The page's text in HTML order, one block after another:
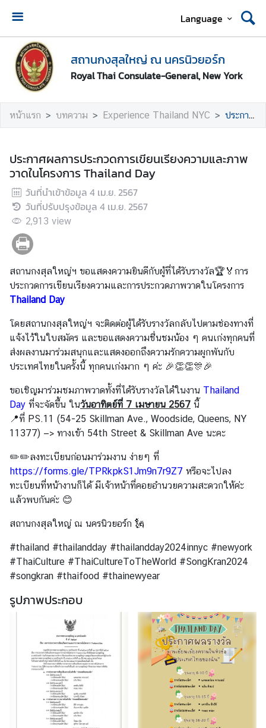
Language
สถานกงสุลใหญ่ ณ นครนิวยอร์ก
Royal Thai Consulate-General, New York
ห
น้
า
ห
ลั
ก
ย
ว
กั
บ
เ
ร
า
บ
ริ
า
ร
ค
น
ไ
ท
ย
ข่
า
ว
กิ
ก
ร
ร
ม
/
ป
า
สั
หน้าแรก บทความ Experience Thailand NYC ประกาศผลการประกวดการเขียนเรียงความและภาพวาดในโครงการ Thailand Day
ประกาศผลการประกวดการเขียนเรียงความและภาพ
วาดในโครงการ Thailand Day
วันที่นำเข้าข้อมูล 4 เม.ย. 2567
วันที่ปรับปรุงข้อมูล 4 เม.ย. 2567
2,913 view
สถานกงสุลใหญ่ฯ ขอแสดงความยินดีกับผู้ที่ได้รับรางวัล🏆🏅การ
ประกวดการเขียนเรียงความและการประกวดภาพวาดในโครงการ
Thailand Day
โดยสถานกงสุลใหญ่ฯ จะติดต่อผู้ได้รับรางวัลกลับไปตามช่องทางที่
แจ้งไว้ในใบสมัคร และขอแสดงความชื่นชมน้อง ๆ คนเก่งทุกคนที่
ส่งผลงานมาร่วมสนุกและแสดงออกถึงความรักความผูกพันกับ
ประเทศไทยในครั้งนี้ ทุกคนเก่งมาก ๆ ค่ะ 🎉👏👏🎊🎉
ขอเชิญมาร่วมชมภาพวาดทั้งที่ได้รับรางวัลได้ในงาน Thailand
Day ที่จะจัดขึ้น ในวันอาทิตย์ที่ 7 เมษายน 2567 นี้
📍ที่ PS.11 (54-25 Skillman Ave., Woodside, Queens, NY
11377) —> ทางเข้า 54th Street & Skillman Ave นะคะ
✏️✏️ลงทะเบียนก่อนมาร่วมงาน ง่ายๆ ที่
https://forms.gle/TPRkpkS1Jm9n7r9Z7 หรือจะไปลง
ทะเบียนที่หน้างานก็ได้ มีเจ้าหน้าที่คอยอำนวยความสะดวกให้ค่ะ
แล้วพบกันค่ะ 😊
สถานกงสุลใหญ่ ณ นครนิวยอร์ก 🗽
#thailand #thailandday #thailandday2024innyc #newyork
#ThaiCulture #ThaiCultureToTheWorld #SongKran2024
#songkran #thaifood #thainewyear
รูปภาพประกอบ